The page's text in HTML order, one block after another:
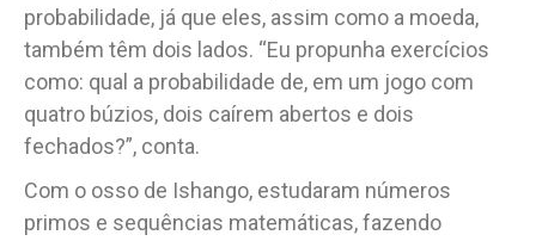
probabilidade, já que eles, assim como a moeda,
também têm dois lados. “Eu propunha exercícios
como: qual a probabilidade de, em um jogo com
quatro búzios, dois caírem abertos e dois
fechados?”, conta.
Com o osso de Ishango, estudaram números
primos e sequências matemáticas, fazendo